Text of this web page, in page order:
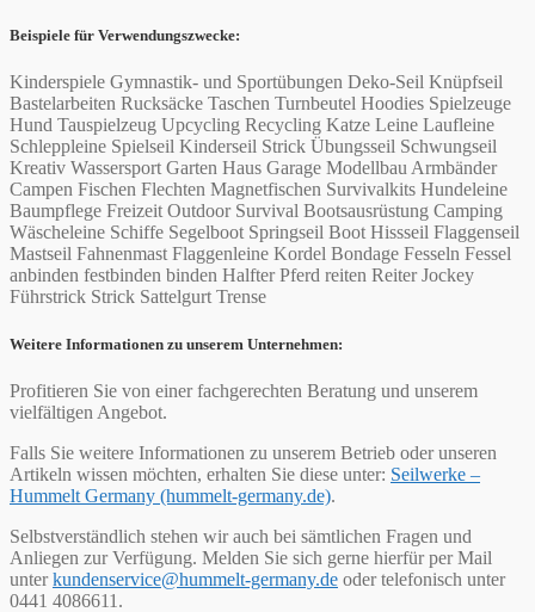
Beispiele für Verwendungszwecke:
Kinderspiele Gymnastik- und Sportübungen Deko-Seil Knüpfseil
Bastelarbeiten Rucksäcke Taschen Turnbeutel Hoodies Spielzeuge
Hund Tauspielzeug Upcycling Recycling Katze Leine Laufleine
Schleppleine Spielseil Kinderseil Strick Übungsseil Schwungseil
Kreativ Wassersport Garten Haus Garage Modellbau Armbänder
Campen Fischen Flechten Magnetfischen Survivalkits Hundeleine
Baumpflege Freizeit Outdoor Survival Bootsausrüstung Camping
Wäscheleine Schiffe Segelboot Springseil Boot Hissseil Flaggenseil
Mastseil Fahnenmast Flaggenleine Kordel Bondage Fesseln Fessel
anbinden festbinden binden Halfter Pferd reiten Reiter Jockey
Führstrick Strick Sattelgurt Trense
Weitere Informationen zu unserem Unternehmen:
Profitieren Sie von einer fachgerechten Beratung und unserem
vielfältigen Angebot.
Falls Sie weitere Informationen zu unserem Betrieb oder unseren
Artikeln wissen möchten, erhalten Sie diese unter: Seilwerke –
Hummelt Germany (hummelt-germany.de).
Selbstverständlich stehen wir auch bei sämtlichen Fragen und
Anliegen zur Verfügung. Melden Sie sich gerne hierfür per Mail
unterkundenservice@hummelt-germany.de oder telefonisch unter
0441 4086611.